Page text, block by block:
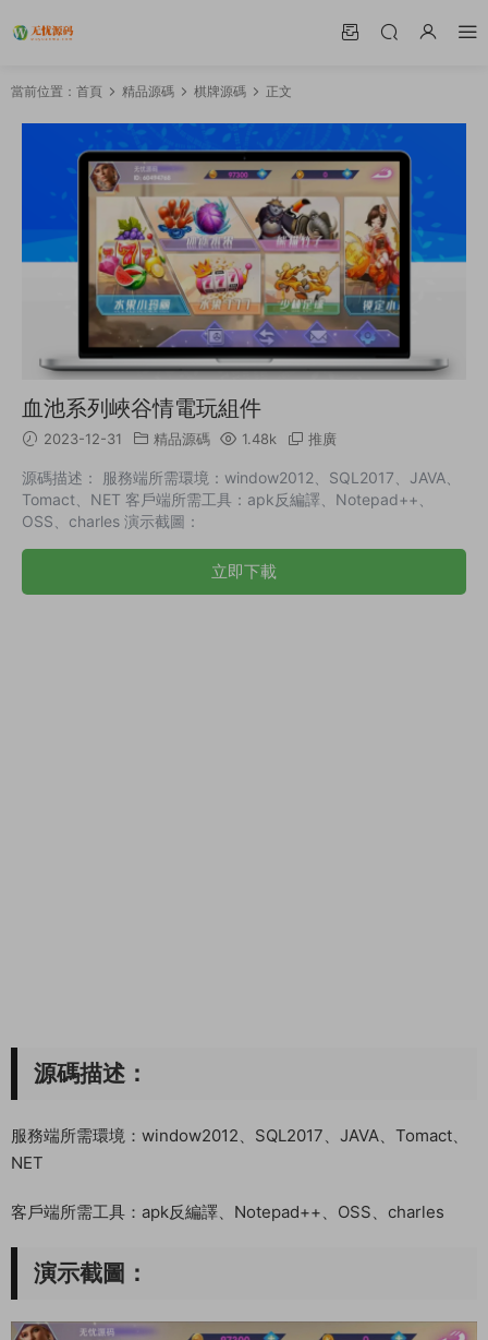
當前位置： 首頁 精品源碼 棋牌源碼 正文
血池系列峽谷情電玩組件
2023-12-31 精品源碼 1.48k 推廣
源碼描述： 服務端所需環境：window2012、SQL2017、JAVA、
Tomact、NET 客戶端所需工具：apk反編譯、Notepad++、
OSS、charles 演示截圖：
立即下載
源碼描述：
服務端所需環境：window2012、SQL2017、JAVA、Tomact、
NET
客戶端所需工具：apk反編譯、Notepad++、OSS、charles
演示截圖：